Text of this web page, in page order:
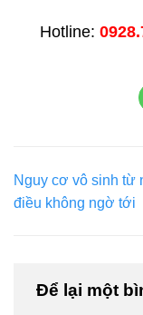
Hotline:
Nguy cơ vô sinh từ
điều không ngờ tới
Để lại một